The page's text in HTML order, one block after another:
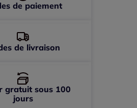
de paiement
de livraison
gratuit sous 100
jours